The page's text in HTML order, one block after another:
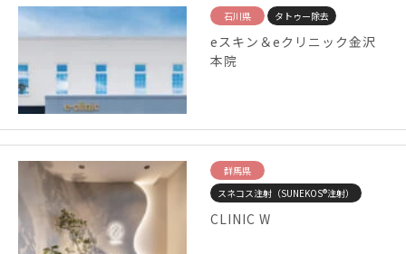
石川県 タトゥー除去
eスキン＆eクリニック金沢
本院
群馬県
スネコス注射（SUNEKOS®注射）
CLINIC W